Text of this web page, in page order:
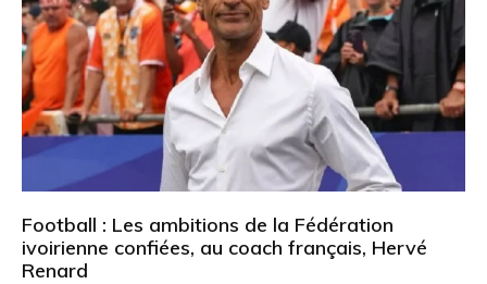
Football : Les ambitions de la Fédération
ivoirienne confiées, au coach français, Hervé
Renard